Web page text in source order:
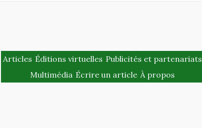
Articles Éditions virtuelles Publicités et partenariats
Multimédia Écrire un article À propos